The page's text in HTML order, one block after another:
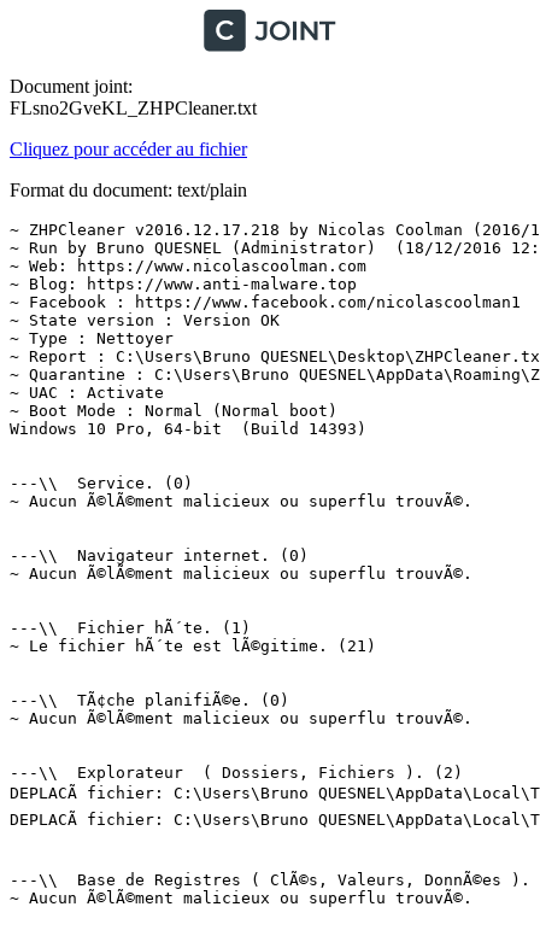
Document joint:
FLsno2GveKL_ZHPCleaner.txt
Cliquez pour accéder au fichier
Format du document: text/plain
~ ZHPCleaner v2016.12.17.218 by Nicolas Coolman (2016/
~ Run by Bruno QUESNEL (Administrator)  (18/12/2016
~ Web: https://www.nicolascoolman.com
~ Blog: https://www.anti-malware.top
~ Facebook : https://www.facebook.com/nicolascoolman1
~ State version : Version OK
~ Type : Nettoyer
~ Report : C:\Users\Bruno
~ Quarantine : C:\Users\Bruno
~ UAC : Activate
~ Boot Mode : Normal (Normal boot)
Windows 10 Pro, 64-bit  (Build 14393)
---\\  Service. (0)
~ Aucun Ã©lÃ©ment malicieux ou superflu trouvÃ©.
---\\  Navigateur internet. (0)
~ Aucun Ã©lÃ©ment malicieux ou superflu trouvÃ©.
---\\  Fichier hÃ´te. (1)
~ Le fichier hÃ´te est lÃ©gitime. (21)
---\\  TÃ¢che planifiÃ©e. (0)
~ Aucun Ã©lÃ©ment malicieux ou superflu trouvÃ©.
---\\  Explorateur  ( Dossiers, Fichiers ). (2)
DEPLACÃ fichier: C:\Users\Bruno
DEPLACÃ fichier: C:\Users\Bruno
---\\  Base de Registres ( ClÃ©s, Valeurs, DonnÃ©es ).
~ Aucun Ã©lÃ©ment malicieux ou superflu trouvÃ©.